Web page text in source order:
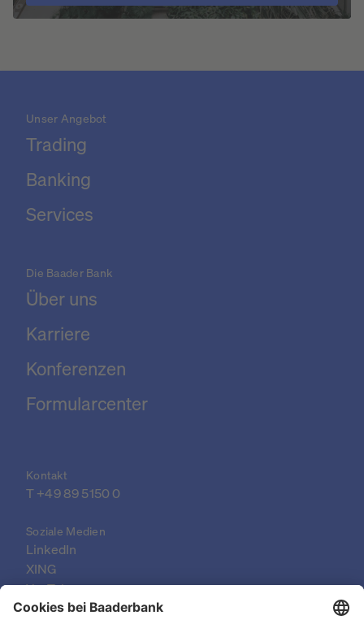
Unser Angebot
Trading
Banking
Services
Die Baader Bank
Über uns
Karriere
Konferenzen
Formularcenter
Kontakt
T +49 89 5150 0
Soziale Medien
LinkedIn
XING
YouTube